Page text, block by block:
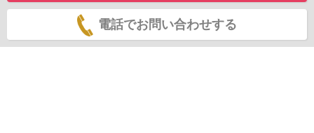
電話でお問い合わせする